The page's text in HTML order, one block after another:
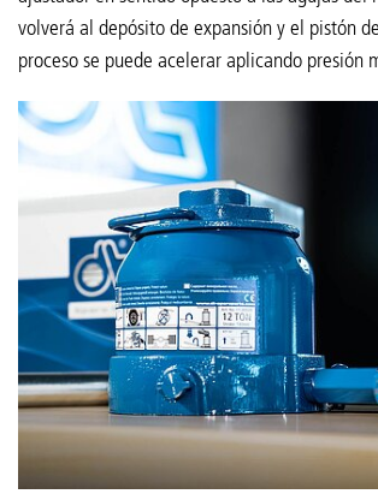
volverá al depósito de expansión y el pistón
proceso se puede acelerar aplicando presión